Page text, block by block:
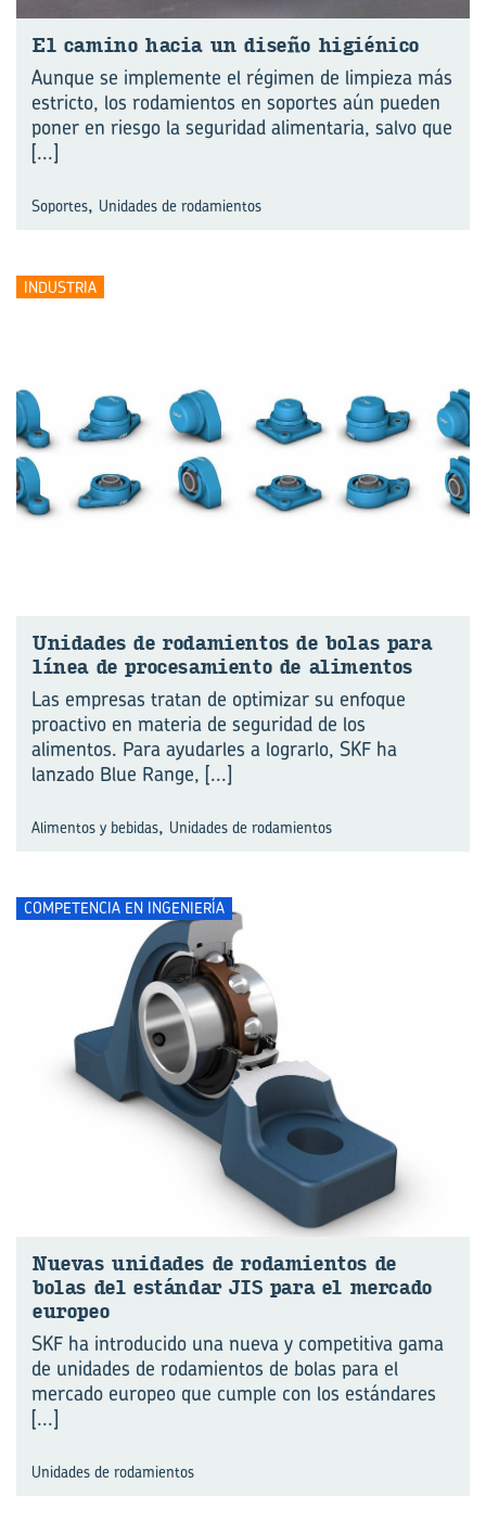
El ca­mino hacia un di­se­ño hi­gié­ni­co
Aunque se implemente el régimen de limpieza más
estricto, los rodamientos en soportes aún pueden
poner en riesgo la seguridad alimentaria, salvo que
[...]
Soportes, Unidades de rodamientos
INDUSTRIA
Uni­da­des de ro­da­mien­tos de bolas para
línea de pro­ce­sa­mien­to de ali­men­tos
Las empresas tratan de optimizar su enfoque
proactivo en materia de seguridad de los
alimentos. Para ayudarles a lograrlo, SKF ha
lanzado Blue Range, [...]
Alimentos y bebidas, Unidades de rodamientos
COMPETENCIA EN INGENIERÍA
Nue­vas uni­da­des de ro­da­mien­tos de
bolas del es­tán­dar JIS para el mer­ca­do
eu­ro­peo
SKF ha introducido una nueva y competitiva gama
de unidades de rodamientos de bolas para el
mercado europeo que cumple con los estándares
[...]
Unidades de rodamientos